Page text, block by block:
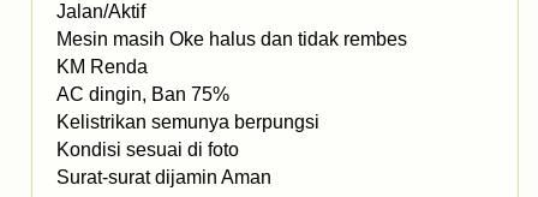
Jalan/Aktif
Mesin masih Oke halus dan tidak rembes
KM Renda
AC dingin, Ban 75%
Kelistrikan semunya berpungsi
Kondisi sesuai di foto
Surat-surat dijamin Aman